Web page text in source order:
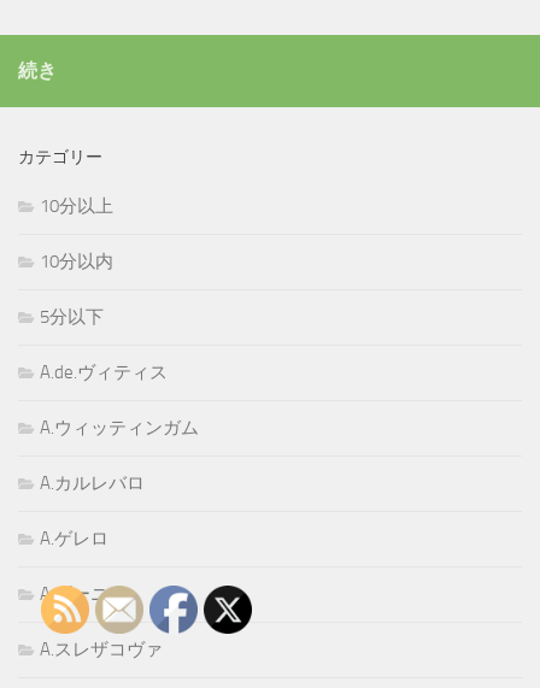
続き
カテゴリー
10分以上
10分以内
5分以下
A.de.ヴィティス
A.ウィッティンガム
A.カルレバロ
A.ゲレロ
A.ゴーニ
A.スレザコヴァ